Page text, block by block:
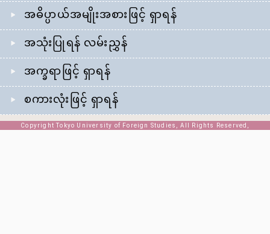
အဓိပ္ပာယ်အမျိုးအစားဖြင့် ရှာရန်
အသုံးပြုရန် လမ်းညွှန်
အက္ခရာဖြင့် ရှာရန်
စကားလုံးဖြင့် ရှာရန်
Copyright Tokyo University of Foreign Studies, All Rights Reserved,